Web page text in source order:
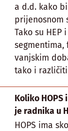
a d.d. kako
prijenosnom
Tako su HEP
segmentima,
vanjskim
tako i
Koliko
je radnika u
HOPS ima